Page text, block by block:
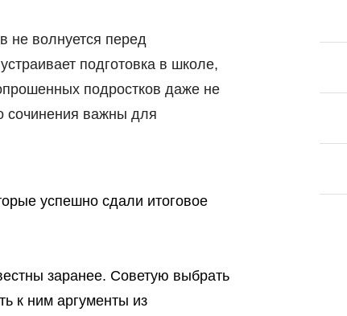
не волнуется перед
подготовка в школе,
подростков даже не
сочинения важны для
успешно сдали итоговое
заранее. Советую выбрать
к ним аргументы из